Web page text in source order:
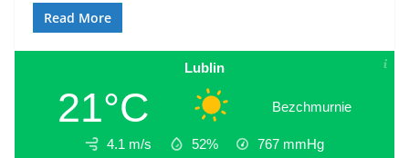
Read More
Lublin
21°C Bezchmurnie
4.1 m/s 52% 767 mmHg